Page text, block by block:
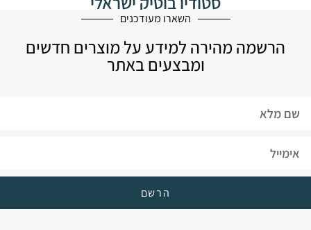
לעיצוב הבית
השארו מעודכנים
הרשמה מהירה למידע על מוצרים חדשים
ומבצעים באתר
הרשם